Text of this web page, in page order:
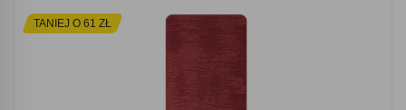
TANIEJ O 61 ZŁ